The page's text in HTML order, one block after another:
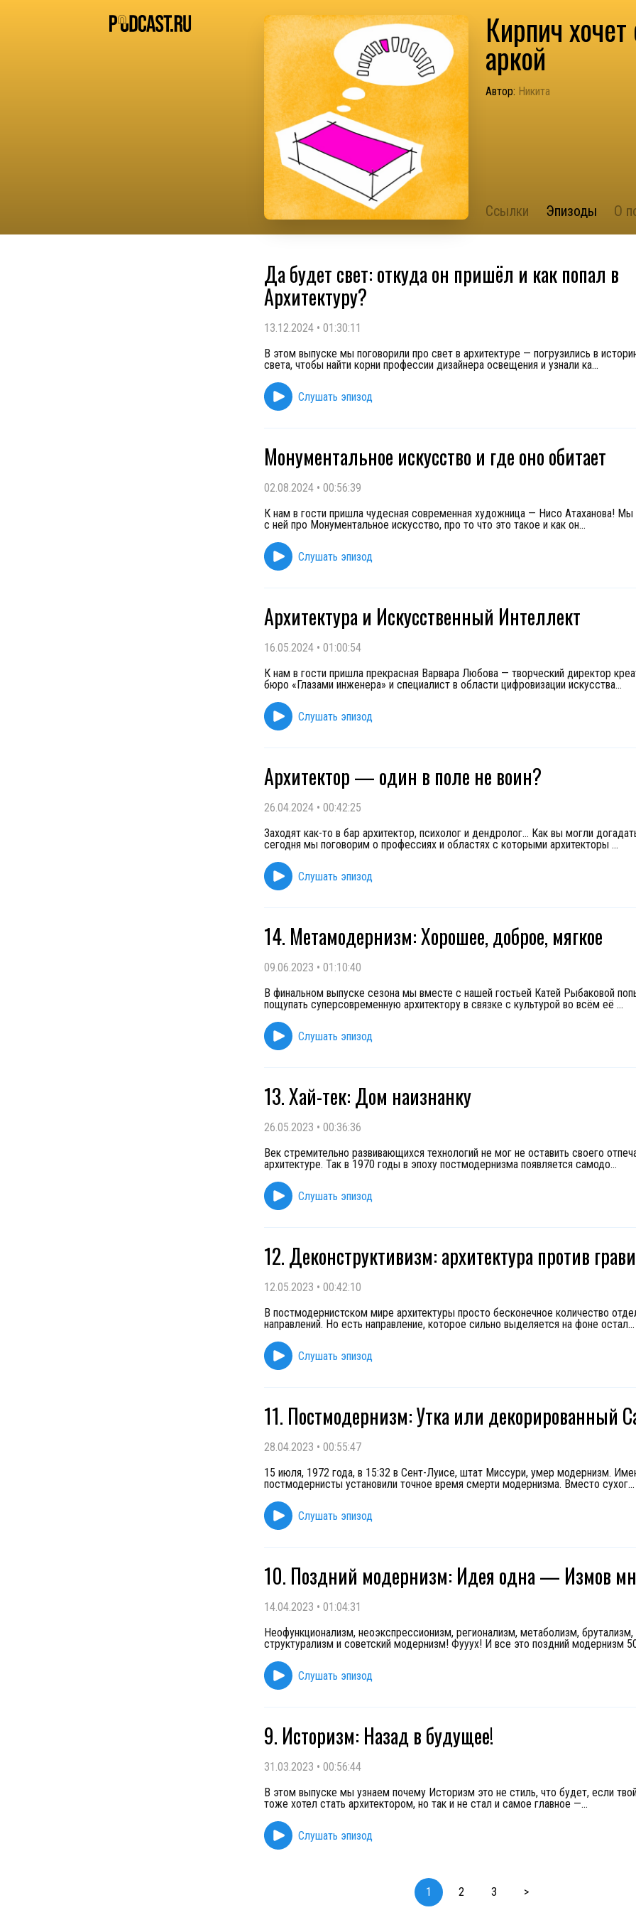
Кирпич хочет
аркой
Автор: Никита
Ссылки Эпизоды О
Да будет свет: откуда он пришёл и как попал в
Архитектуру?
13.12.2024 • 01:30:11
В этом выпуске мы поговорили про свет в архитектуре — погрузились в
света, чтобы найти корни профессии дизайнера освещения и узнали ка...
Слушать эпизод
Монументальное искусство и где оно обитает
02.08.2024 • 00:56:39
К нам в гости пришла чудесная современная художница — Нисо Атаханова! Мы
с ней про Монументальное искусство, про то что это такое и как он...
Слушать эпизод
Архитектура и Искусственный Интеллект
16.05.2024 • 01:00:54
К нам в гости пришла прекрасная Варвара Любова — творческий директор
бюро «Глазами инженера» и специалист в области цифровизации искусства...
Слушать эпизод
Архитектор — один в поле не воин?
26.04.2024 • 00:42:25
Заходят как-то в бар архитектор, психолог и дендролог... Как вы могли
сегодня мы поговорим о профессиях и областях с которыми архитекторы ...
Слушать эпизод
14. Метамодернизм: Хорошее, доброе, мягкое
09.06.2023 • 01:10:40
В финальном выпуске сезона мы вместе с нашей гостьей Катей Рыбаковой
пощупать суперсовременную архитектору в связке с культурой во всём её ...
Слушать эпизод
13. Хай-тек: Дом наизнанку
26.05.2023 • 00:36:36
Век стремительно развивающихся технологий не мог не оставить своего
архитектуре. Так в 1970 годы в эпоху постмодернизма появляется самодо...
Слушать эпизод
12. Деконструктивизм: архитектура против
12.05.2023 • 00:42:10
В постмодернистском мире архитектуры просто бесконечное количество
направлений. Но есть направление, которое сильно выделяется на фоне остал...
Слушать эпизод
11. Постмодернизм: Утка или декорированный
28.04.2023 • 00:55:47
15 июля, 1972 года, в 15:32 в Сент-Луисе, штат Миссури, умер модернизм.
постмодернисты установили точное время смерти модернизма. Вместо сухог...
Слушать эпизод
10. Поздний модернизм: Идея одна — Измов
14.04.2023 • 01:04:31
Неофункционализм, неоэкспрессионизм, регионализм, метаболизм, брутализм,
структурализм и советский модернизм! Фууух! И все это поздний модернизм
Слушать эпизод
9. Историзм: Назад в будущее!
31.03.2023 • 00:56:44
В этом выпуске мы узнаем почему Историзм это не стиль, что будет, если
тоже хотел стать архитектором, но так и не стал и самое главное —...
Слушать эпизод
1 2 3 >